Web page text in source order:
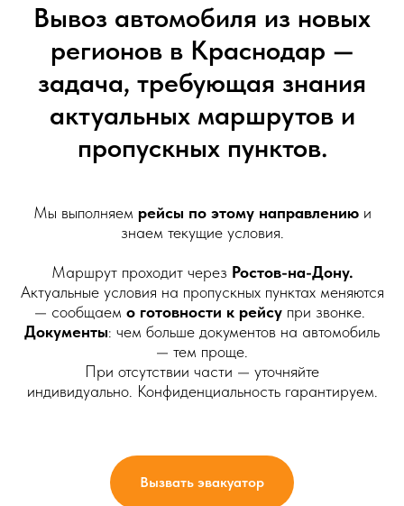
Вывоз автомобиля из новых
регионов в Краснодар —
задача, требующая знания
актуальных маршрутов и
пропускных пунктов.
Мы выполняем рейсы по этому направлениюи
знаем текущие условия.
Маршрут проходит через Ростов-на-Дону.
Актуальные условия на пропускных пунктах меняются
— сообщаем о готовности к рейсу при звонке.
Документы: чем больше документов на автомобиль
— тем проще.
При отсутствии части — уточняйте
индивидуально. Конфиденциальность гарантируем.
Вызвать эвакуатор